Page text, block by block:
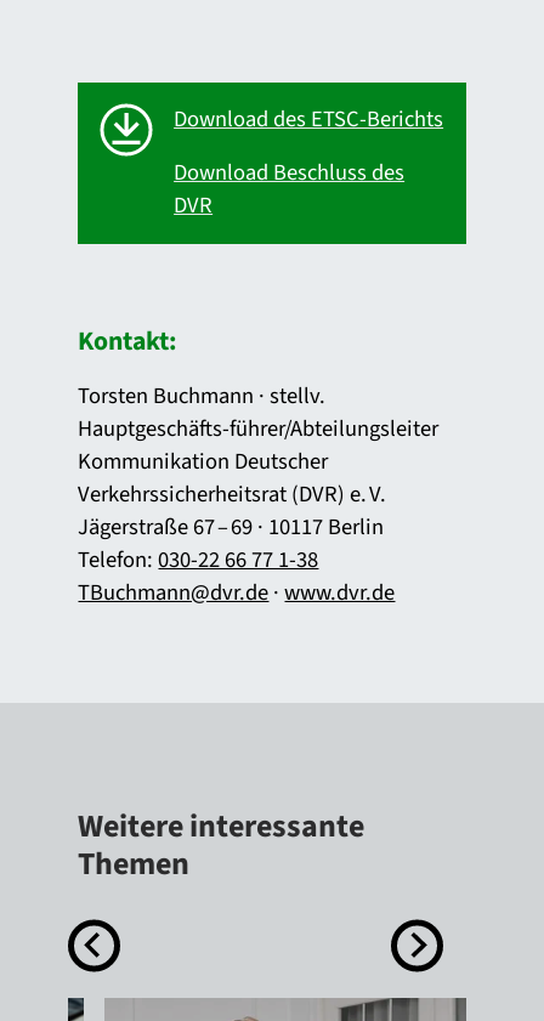
Download des ETSC-Berichts
Download Beschluss des
DVR
Kontakt:
Torsten Buchmann · stellv.
Hauptgeschäfts-führer/Abteilungsleiter
Kommunikation Deutscher
Verkehrssicherheitsrat (DVR) e. V.
Jägerstraße 67 – 69 · 10117 Berlin
Telefon:030-22 66 77 1-38
TBuchmann@dvr.de·www.dvr.de
Weitere interessante
Themen